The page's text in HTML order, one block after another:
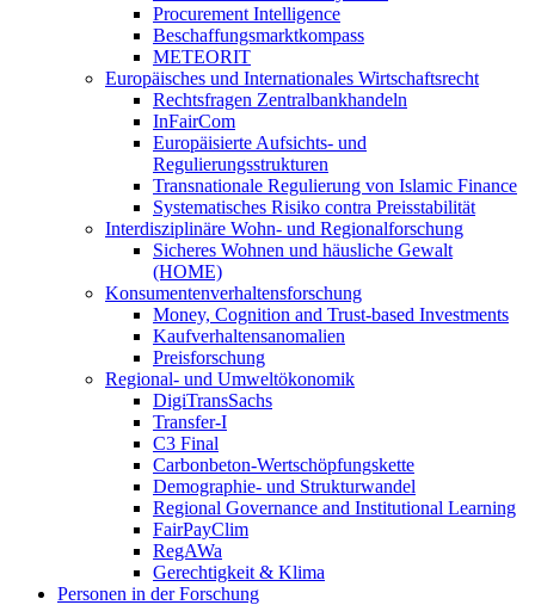
Procurement Intelligence
Beschaffungsmarktkompass
METEORIT
Europäisches und Internationales Wirtschaftsrecht
Rechtsfragen Zentralbankhandeln
InFairCom
Europäisierte Aufsichts- und
Regulierungsstrukturen
Transnationale Regulierung von Islamic Finance
Systematisches Risiko contra Preisstabilität
Interdisziplinäre Wohn- und Regionalforschung
Sicheres Wohnen und häusliche Gewalt
(HOME)
Konsumenten­verhaltens­forschung
Money, Cognition and Trust-based Investments
Kaufverhaltensanomalien
Preisforschung
Regional- und Umweltökonomik
DigiTransSachs
Transfer-I
C3 Final
Carbonbeton-Wertschöpfungskette
Demographie- und Strukturwandel
Regional Governance and Institutional Learning
FairPayClim
RegAWa
Gerechtigkeit & Klima
Personen in der Forschung